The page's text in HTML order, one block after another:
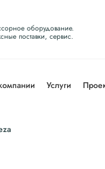
оборудование.
поставки, сервис.
Услуги